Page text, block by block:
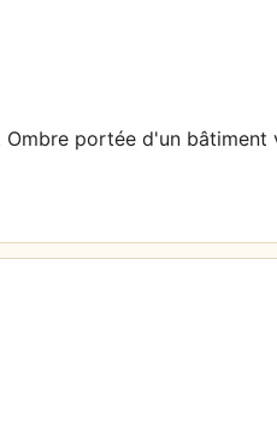
portée d'un bâtiment